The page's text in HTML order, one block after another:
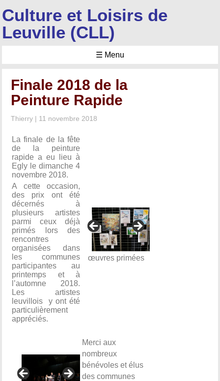
Culture et Loisirs de
Leuville (CLL)
☰ Menu
Finale 2018 de la
Peinture Rapide
Thierry | 11 novembre 2018
La finale de la fête
de la peinture
rapide a eu lieu à
Egly le dimanche 4
novembre 2018.
A cette occasion,
des prix ont été
décernés à
plusieurs artistes
parmi ceux déjà
primés lors des
rencontres
organisées dans
les communes
participantes au
printemps et à
l’automne 2018.
Les artistes
leuvillois y ont été
particulièrement
appréciés.
œuvres primées
Merci aux
nombreux
bénévoles et élus
des communes